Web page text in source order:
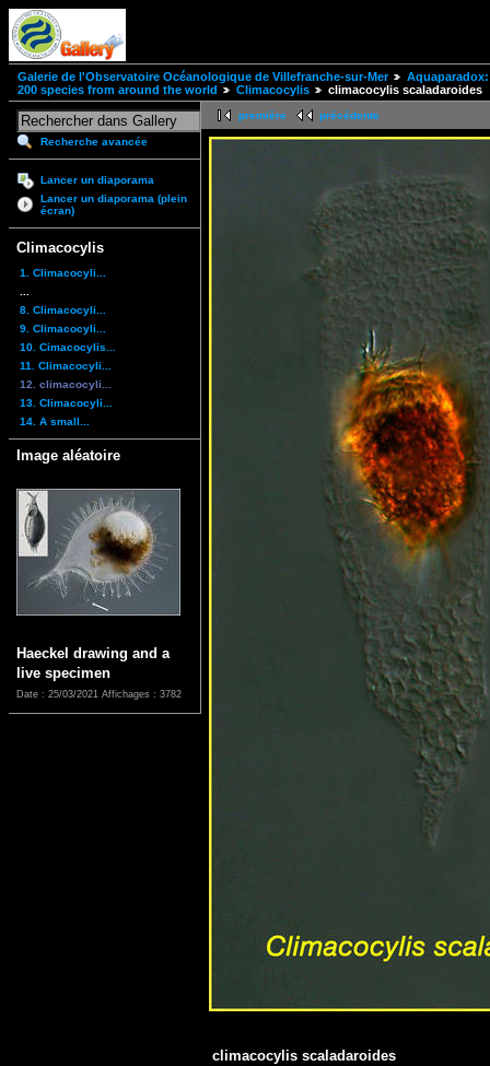
Galerie de l'Observatoire Océanologique de Villefranche-sur-Mer
200 species from around the world
Climacocylis climacocylis scaladaroides
Recherche avancée
Lancer un diaporama
Lancer un diaporama (plein
écran)
Climacocylis
1. Climacocyli...
8. Climacocyli...
9. Climacocyli...
10. Cimacocylis...
11. Climacocyli...
12. climacocyli...
13. Climacocyli...
14. A small...
Image aléatoire
Haeckel drawing and a
live specimen
Date : 25/03/2021 Affichages : 3782
première précédente
climacocylis scaladaroides